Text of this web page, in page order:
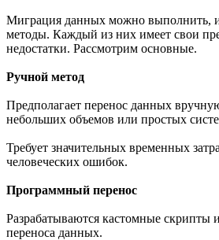
Миграция данных можно выполнить,
методы. Каждый из них имеет свои
недостатки. Рассмотрим основные.
Ручной метод
Предполагает перенос данных
небольших объемов или простых
Требует значительных временных
человеческих ошибок.
Программный перенос
Разрабатываются кастомные скрипты
переноса данных.